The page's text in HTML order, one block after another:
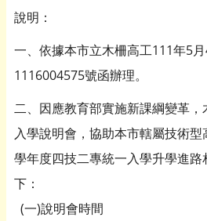
說明：
一、依據本市立木柵高工111年5
1116004575號函辦理。
二、因應教育部實施新課綱變革
入學說明會，協助本市轄屬技術
學年度四技二專統一入學升學進
下：
(一)說明會時間